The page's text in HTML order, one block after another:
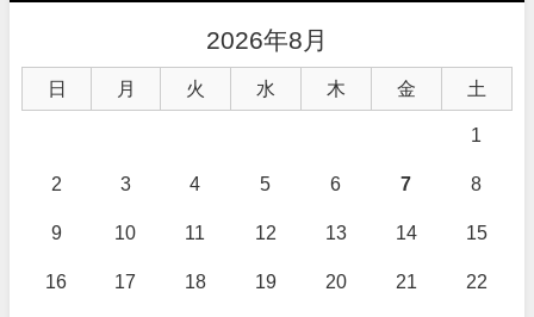
2026年8月
日 月 火 水 木 金 土
1
2 3 4 5 6 7 8
9 10 11 12 13 14 15
16 17 18 19 20 21 22